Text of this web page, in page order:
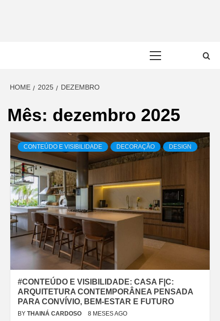
HOME 2025 DEZEMBRO
Mês: dezembro 2025
CONTEÚDO E VISIBILIDADE DECORAÇÃO DESIGN
#CONTEÚDO E VISIBILIDADE: CASA F|C:
ARQUITETURA CONTEMPORÂNEA PENSADA
PARA CONVÍVIO, BEM-ESTAR E FUTURO
BY THAINÁ CARDOSO 8 MESES AGO